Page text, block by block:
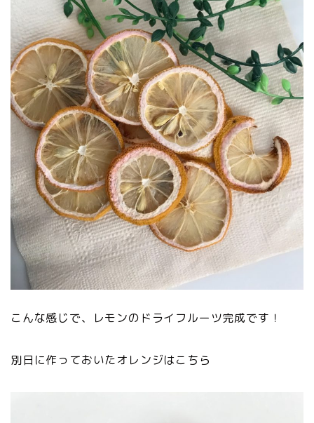
こんな感じで、レモンのドライフルーツ完成です！
別日に作っておいたオレンジはこちら